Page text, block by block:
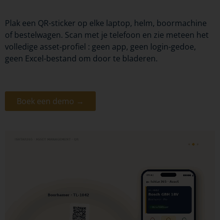
Plak een QR-sticker op elke laptop, helm, boormachine
of bestelwagen. Scan met je telefoon en zie meteen het
volledige asset-profiel : geen app, geen login-gedoe,
geen Excel-bestand om door te bladeren.
Boek een demo →